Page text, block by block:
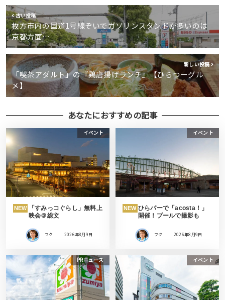
古い投稿
枚方市内の国道1号線ぞいでガソリンスタンドが多いのは
京都方面…
新しい投稿
「喫茶アダルト」の『鶏唐揚げランチ』【ひらつーグル
メ】
あなたにおすすめの記事
イベント
NEW
「すみっコぐらし」無料上
映会＠総文
フク 2026年8月9日
イベント
NEW ひらパーで「acosta！」
開催！プールで撮影も
フク 2026年8月9日
PRニュース イベント